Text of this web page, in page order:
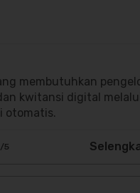
membutuhkan
kwitansi digital melalui
otomatis.
5